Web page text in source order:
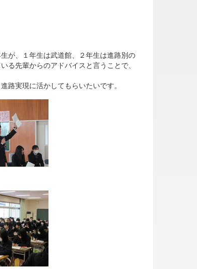
が、１年生は武道館、２年生は進路別の
る先輩からのアドバイスと言うことで、
実現に活かしてもらいたいです。